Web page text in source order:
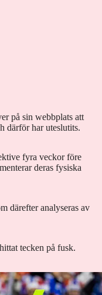
på sin webbplats att
därför har uteslutits.
fyra veckor före
deras fysiska
därefter analyseras av
tecken på fusk.